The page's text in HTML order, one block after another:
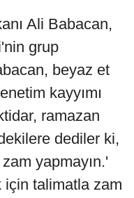
Ali Babacan,
grup
beyaz et
kayyımı
ramazan
dediler ki,
yapmayın.'
talimatla zam